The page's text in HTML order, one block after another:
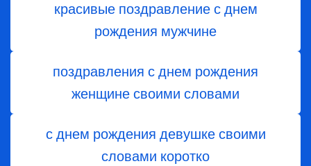
красивые поздравление с днем
рождения мужчине
поздравления с днем рождения
женщине своими словами
с днем рождения девушке своими
словами коротко